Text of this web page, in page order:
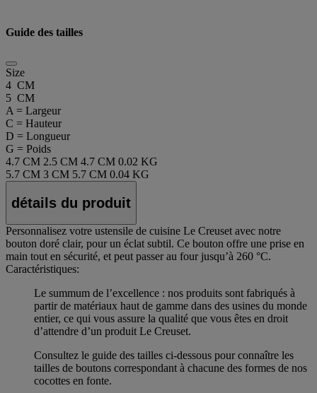
Guide des tailles
Size
4 CM
5 CM
A = Largeur
C = Hauteur
D = Longueur
G = Poids
4.7 CM 2.5 CM 4.7 CM 0.02 KG
5.7 CM 3 CM 5.7 CM 0.04 KG
détails du produit
Personnalisez votre ustensile de cuisine Le Creuset avec notre
bouton doré clair, pour un éclat subtil. Ce bouton offre une prise en
main tout en sécurité, et peut passer au four jusqu’à 260 °C.
Caractéristiques:
Le summum de l’excellence : nos produits sont fabriqués à
partir de matériaux haut de gamme dans des usines du monde
entier, ce qui vous assure la qualité que vous êtes en droit
d’attendre d’un produit Le Creuset.
Consultez le guide des tailles ci-dessous pour connaître les
tailles de boutons correspondant à chacune des formes de nos
cocottes en fonte.